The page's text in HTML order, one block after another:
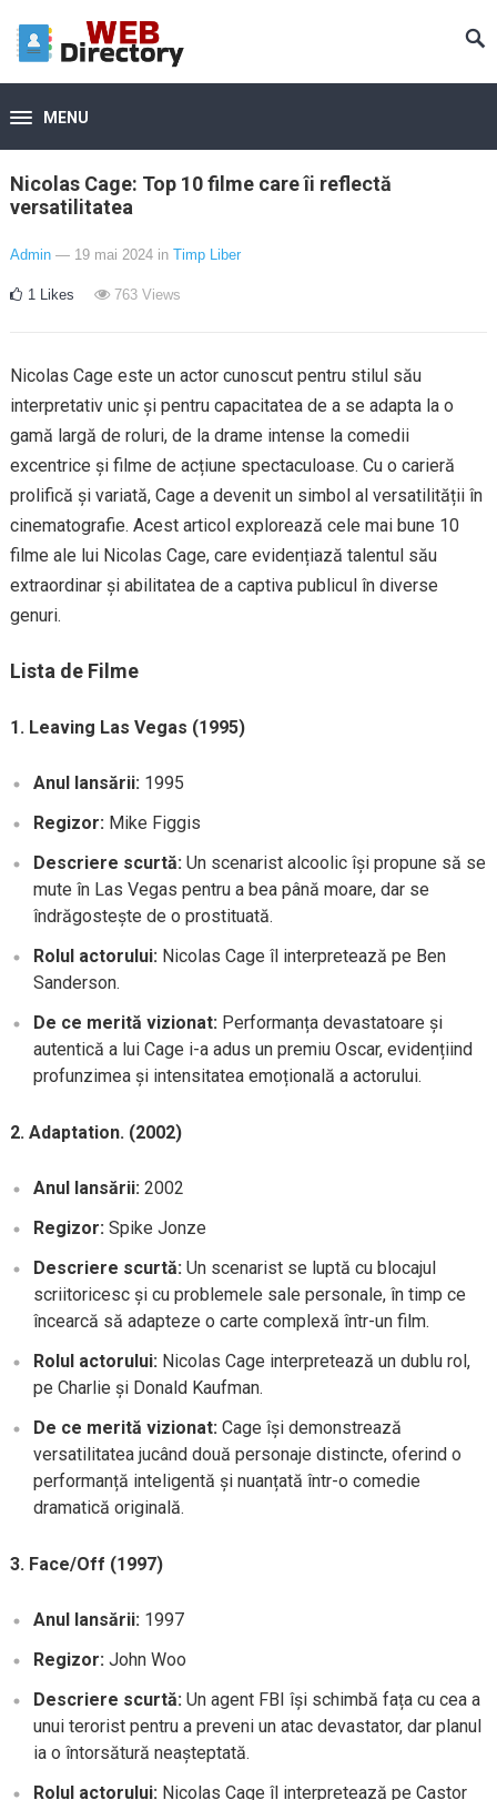
MENU
Nicolas Cage: Top 10 filme care îi reflectă
versatilitatea
Admin — 19 mai 2024 in Timp Liber
1 Likes 763Views
Nicolas Cage este un actor cunoscut pentru stilul său
interpretativ unic și pentru capacitatea de a se adapta la o
gamă largă de roluri, de la drame intense la comedii
excentrice și filme de acțiune spectaculoase. Cu o carieră
prolifică și variată, Cage a devenit un simbol al versatilității în
cinematografie. Acest articol explorează cele mai bune 10
filme ale lui Nicolas Cage, care evidențiază talentul său
extraordinar și abilitatea de a captiva publicul în diverse
genuri.
Lista de Filme
1. Leaving Las Vegas (1995)
Anul lansării: 1995
Regizor: Mike Figgis
Descriere scurtă: Un scenarist alcoolic își propune să se
mute în Las Vegas pentru a bea până moare, dar se
îndrăgostește de o prostituată.
Rolul actorului: Nicolas Cage îl interpretează pe Ben
Sanderson.
De ce merită vizionat: Performanța devastatoare și
autentică a lui Cage i-a adus un premiu Oscar, evidențiind
profunzimea și intensitatea emoțională a actorului.
2. Adaptation. (2002)
Anul lansării: 2002
Regizor: Spike Jonze
Descriere scurtă: Un scenarist se luptă cu blocajul
scriitoricesc și cu problemele sale personale, în timp ce
încearcă să adapteze o carte complexă într-un film.
Rolul actorului: Nicolas Cage interpretează un dublu rol,
pe Charlie și Donald Kaufman.
De ce merită vizionat: Cage își demonstrează
versatilitatea jucând două personaje distincte, oferind o
performanță inteligentă și nuanțată într-o comedie
dramatică originală.
3. Face/Off (1997)
Anul lansării: 1997
Regizor: John Woo
Descriere scurtă: Un agent FBI își schimbă fața cu cea a
unui terorist pentru a preveni un atac devastator, dar planul
ia o întorsătură neașteptată.
Rolul actorului: Nicolas Cage îl interpretează pe Castor